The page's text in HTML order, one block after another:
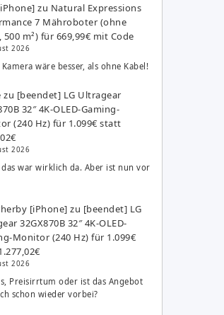
zu Natural Expressions
7 Mähroboter (ohne
500 m²) für 669,99€ mit Code
2026
wäre besser, als ohne Kabel!
zu [beendet] LG Ultragear
32″ 4K-OLED-Gaming-
(240 Hz) für 1.099€ statt
2026
das war wirklich da. Aber ist nun vor
[iPhone] zu [beendet] LG
32GX870B 32″ 4K-OLED-
Monitor (240 Hz) für 1.099€
2026
Preisirrtum oder ist das Angebot
schon wieder vorbei?